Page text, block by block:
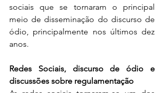
sociais que se tornaram o principal
meio de disseminação do discurso de
ódio, principalmente nos últimos dez
anos.
Redes Sociais, discurso de ódio e
discussões sobre regulamentação